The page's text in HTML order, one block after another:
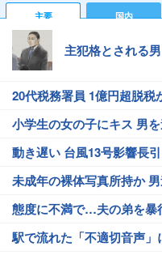
主要 国内
主犯格とされる
20代税務署員 1億円超脱税
小学生の女の子にキス 男
動き遅い 台風13号影響長
未成年の裸体写真所持か
態度に不満で…夫の弟を暴
駅で流れた「不適切音声」